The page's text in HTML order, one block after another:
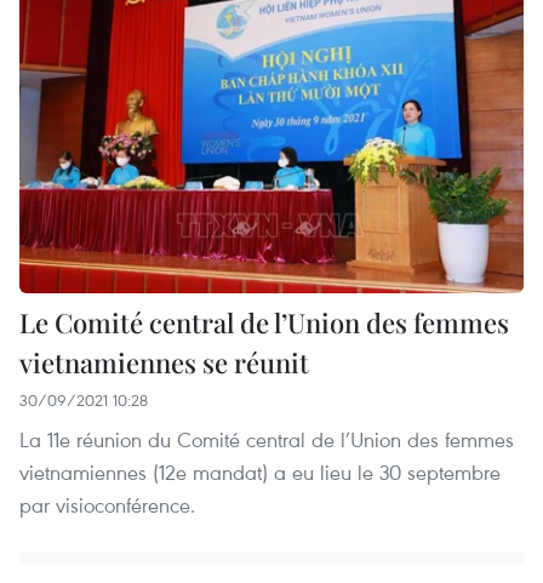
Le Comité central de l’Union des femmes
vietnamiennes se réunit
30/09/2021 10:28
La 11e réunion du Comité central de l’Union des femmes
vietnamiennes (12e mandat) a eu lieu le 30 septembre
par visioconférence.